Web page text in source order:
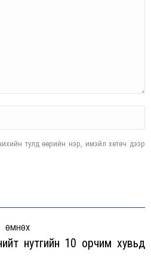
тулд өөрийн нэр, имэйл хөтөч дээр
ӨМНӨХ
Previous
нутгийн 10 орчим хувьд